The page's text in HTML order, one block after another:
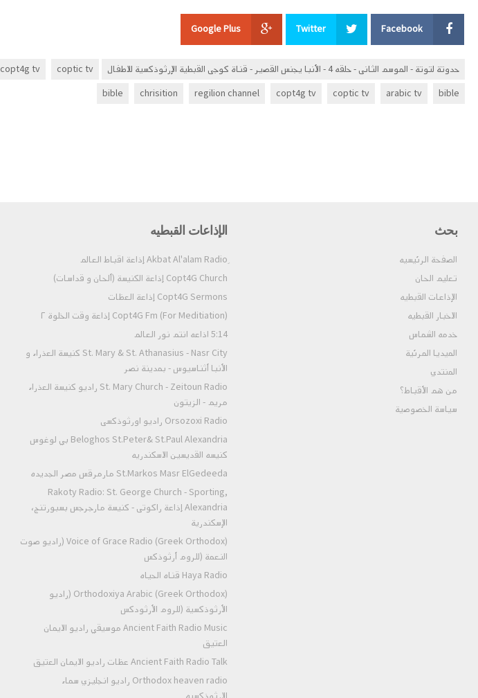
Facebook
Twitter
Google Plus
حدوتة لتوتة - الموسم الثانى - حلقه 4 - الأنبا يجنس القصير - قناة كوجى القبطية الإرثوذكسية للاطفال coptic tv
copt4g tv
bible
arabic tv
coptic tv
copt4g tv
regilion channel
chrisition
bible
بحث
الصفحة الرئيسيه
تعليم الحان
الإذاعات القبطيه
الاخبار القبطيه
خدمه الشماس
الميديا المرئية
المنتدي
من هم الأقباط؟‎
سياسة الخصوصية
الإذاعات القبطيه
Copt4G Church إذاعة الكنيسة (ألحان و قداسات)
Copt4G Sermons إذاعة العظات
Copt4G Fm (For Meditiation) إذاعة وقت الخلوة ٢
5:14 اذاعه انتم نور العالم
St. Mary & St. Athanasius - Nasr City كنيسة العذراء و
الأنبا أثناسيوس - بمدينة نصر
St. Mary Church - Zeitoun Radio راديو كنيسة العذراء
مريم - الزيتون
Orsozoxi Radio راديو اورثوذكسى
Beloghos St.Peter& St.Paul Alexandria بي لوغوس
كنيسه القديسين الاسكندريه
St.Markos Masr ElGedeeda مارمرقس مصر الجديده
Rakoty Radio: St. George Church - Sporting,
Alexandria إذاعة راكوتى - كنيسة مارجرجس بسبورتنج،
الإسكندرية
Voice of Grace Radio (Greek Orthodox) (راديو صوت
النعمة (للروم أرثوذكس
Haya Radio قناه الحياه
Orthodoxiya Arabic (Greek Orthodox) (راديو
الأرثوذكسية (للروم الأرثودكس
Ancient Faith Radio Music موسيقي راديو الايمان
العتيق
Ancient Faith Radio Talk عظات راديو الايمان العتيق
Orthodox heaven radio راديو انجليزي سماء